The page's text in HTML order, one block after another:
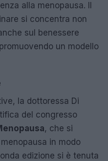
alla menopausa. Il
si concentra non
sul benessere
un modello
la dottoressa Di
del congresso
, che si
in modo
edizione si è tenuta